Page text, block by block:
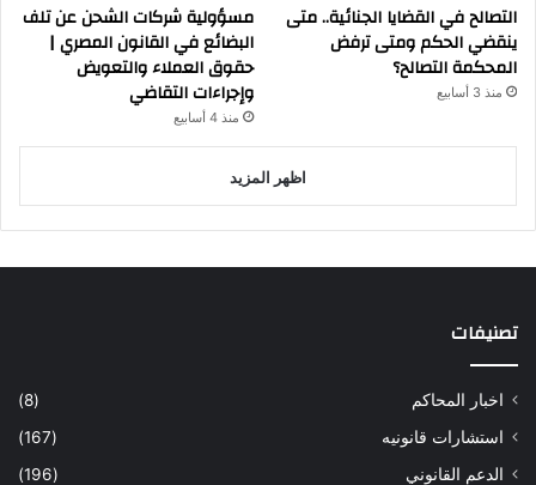
التصالح في القضايا الجنائية.. متى
ينقضي الحكم ومتى ترفض
المحكمة التصالح؟
منذ 3 أسابيع
مسؤولية شركات الشحن عن تلف
البضائع في القانون المصري |
حقوق العملاء والتعويض
وإجراءات التقاضي
منذ 4 أسابيع
اظهر المزيد
تصنيفات
اخبار المحاكم
(8)
استشارات قانونيه
(167)
الدعم القانوني
(196)